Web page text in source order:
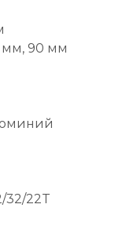
мм, 90 мм
32/22T